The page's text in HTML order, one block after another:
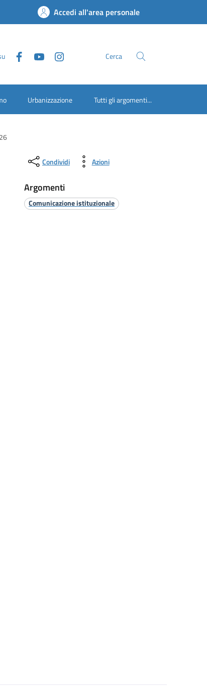
Accedi all'area personale
Cerca
Urbanizzazione Tutti gli argomenti...
Condividi Azioni
Argomenti
Comunicazione istituzionale